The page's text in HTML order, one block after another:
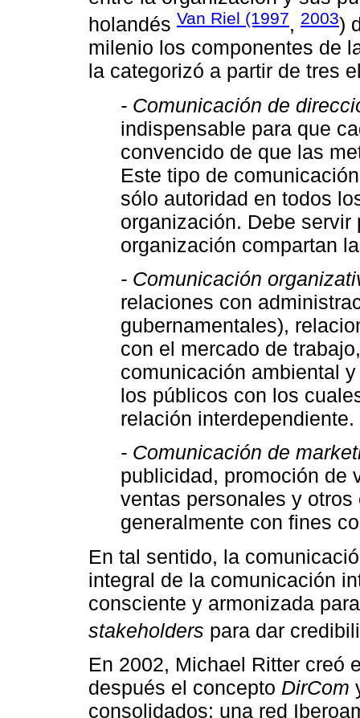
holandés Van Riel (1997, 2003)
milenio los componentes de
la categorizó a partir de tres
- Comunicación de
indispensable para que
convencido de que las
Este tipo de
sólo autoridad en todos
organización. Debe
organización compartan
- Comunicación
relaciones con
gubernamentales),
con el mercado de
comunicación ambiental
los públicos con los
relación interdependiente.
- Comunicación de
publicidad, promoción de
ventas personales y
generalmente con fines
En tal sentido, la
integral de la comunicación
consciente y armonizada
stakeholders para dar
En 2002, Michael Ritter creó
después el concepto DirCom
consolidados: una red